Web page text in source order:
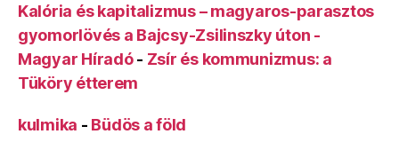
Kalória és kapitalizmus – magyaros-parasztos
gyomorlövés a Bajcsy-Zsilinszky úton -
Magyar Híradó- Zsír és kommunizmus: a
Tüköry étterem
kulmika - Büdös a föld